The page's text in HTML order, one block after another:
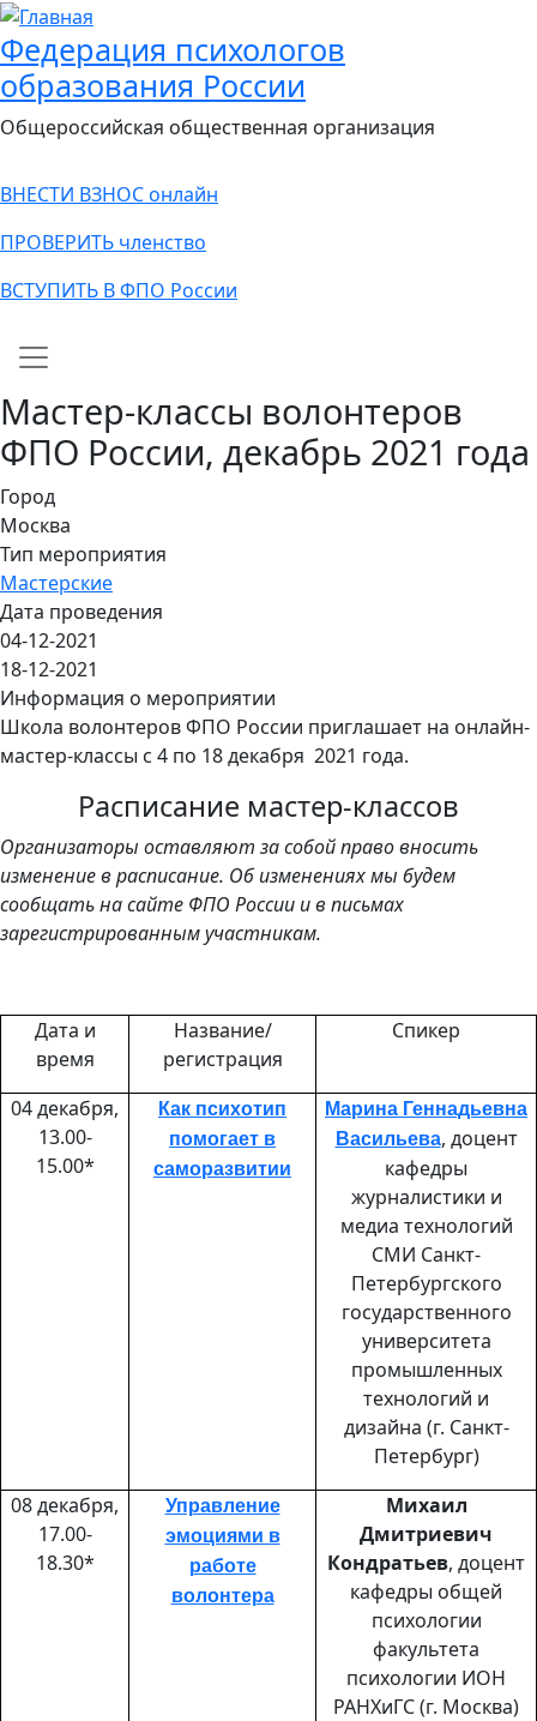
Федерация психологов
образования России
Общероссийская общественная организация
ВНЕСТИ ВЗНОС онлайн
ПРОВЕРИТЬ членство
ВСТУПИТЬ В ФПО России
Main navigation
Мастер-классы волонтеров
ФПО России, декабрь 2021 года
Город
Москва
Тип мероприятия
Мастерские
Дата проведения
04-12-2021
18-12-2021
Информация о мероприятии
Школа волонтеров ФПО России приглашает на онлайн-
мастер-классы с 4 по 18 декабря 2021 года.
Расписание мастер-классов
Организаторы оставляют за собой право вносить
изменение в расписание. Об изменениях мы будем
сообщать на сайте ФПО России и в письмах
зарегистрированным участникам.
Дата и
время
Название/
регистрация
Спикер
04 декабря,
13.00-
15.00*
Как психотип
помогает в
саморазвитии
Марина Геннадьевна
Васильева, доцент
кафедры
журналистики и
медиа технологий
СМИ Санкт-
Петербургского
государственного
университета
промышленных
технологий и
дизайна (г. Санкт-
Петербург)
08 декабря,
17.00-
18.30*
Управление
эмоциями в
работе
волонтера
Михаил
Дмитриевич
Кондратьев, доцент
кафедры общей
психологии
факультета
психологии ИОН
РАНХиГС (г. Москва)